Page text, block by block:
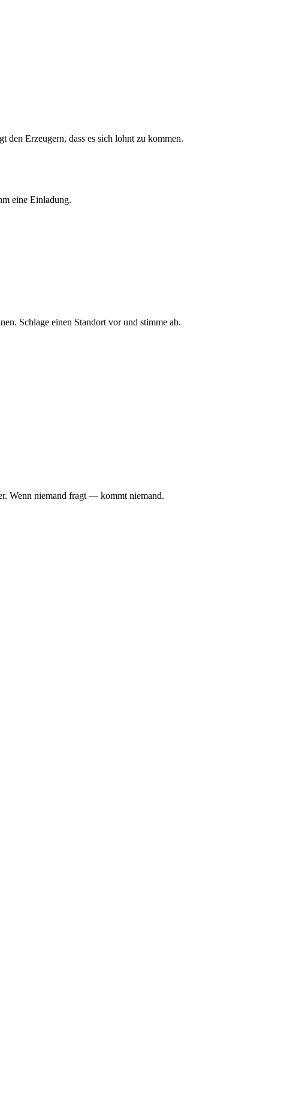
Erzeugern, dass es sich lohnt zu kommen.
eine Einladung.
Schlage einen Standort vor und stimme ab.
Wenn niemand fragt — kommt niemand.